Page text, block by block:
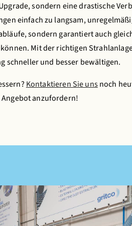
sondern eine drastische
einfach zu langsam,
sondern garantiert auch
Mit der richtigen
schneller und besser bewältigen.
Kontaktieren Sie unsnoch
anzufordern!